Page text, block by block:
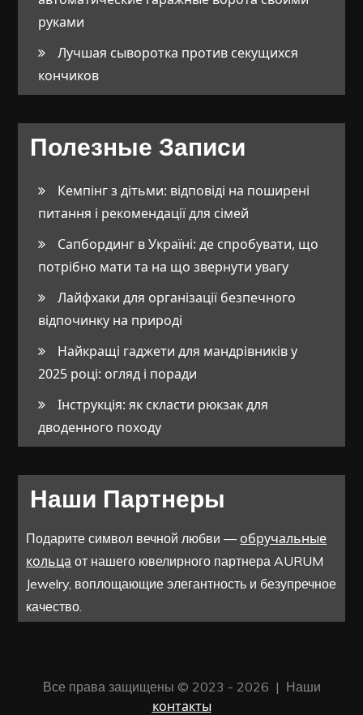
руками
Лучшая сыворотка против секущихся
кончиков
Полезные Записи
Кемпінг з дітьми: відповіді на поширені
питання і рекомендації для сімей
Сапбординг в Україні: де спробувати, що
потрібно мати та на що звернути увагу
Лайфхаки для організації безпечного
відпочинку на природі
Найкращі гаджети для мандрівників у
2025 році: огляд і поради
Інструкція: як скласти рюкзак для
дводенного походу
Наши Партнеры
Подарите символ вечной любви — обручальные
кольца от нашего ювелирного партнера AURUM
Jewelry, воплощающие элегантность и безупречное
качество.
Все права защищены © 2023 - 2026 | Наши
контакты